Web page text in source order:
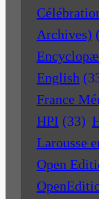
Archives)
English
France
HPI (33)
Larousse
Open